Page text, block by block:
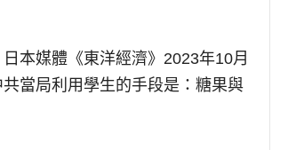
本媒體《東洋經濟》2023年10月
當局利用學生的手段是：糖果與